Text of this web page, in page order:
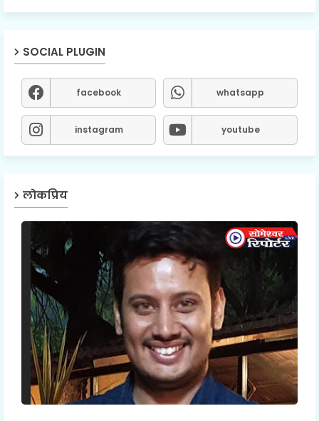
SOCIAL PLUGIN
facebook whatsapp
instagram youtube
लोकप्रिय